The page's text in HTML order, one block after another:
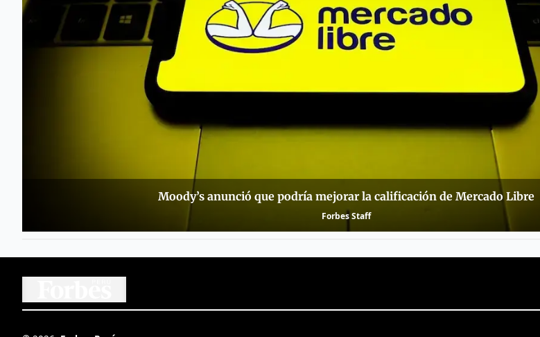
Moody’s anunció que podría mejorar la calificación de Mercado Libre
Forbes Staff